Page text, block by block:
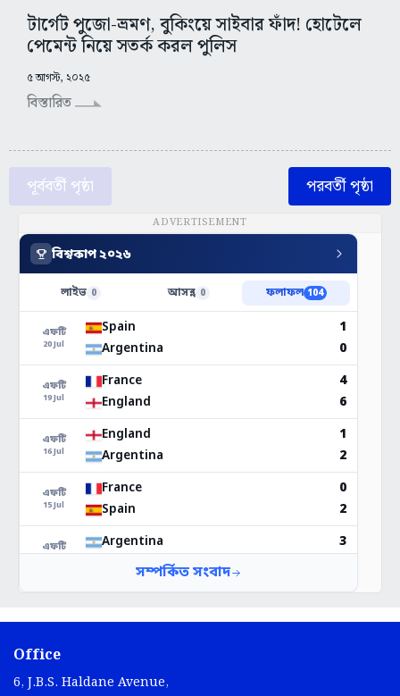
টার্গেট পুজো-ভ্রমণ, বুকিংয়ে সাইবার ফাঁদ! হোটেলে
পেমেন্ট নিয়ে সতর্ক করল পুলিস
৫ আগস্ট, ২০২৫
বিস্তারিত
পূর্ববর্তী পৃষ্ঠা পরবর্তী পৃষ্ঠা
ADVERTISEMENT
Office
6, J.B.S. Haldane Avenue,